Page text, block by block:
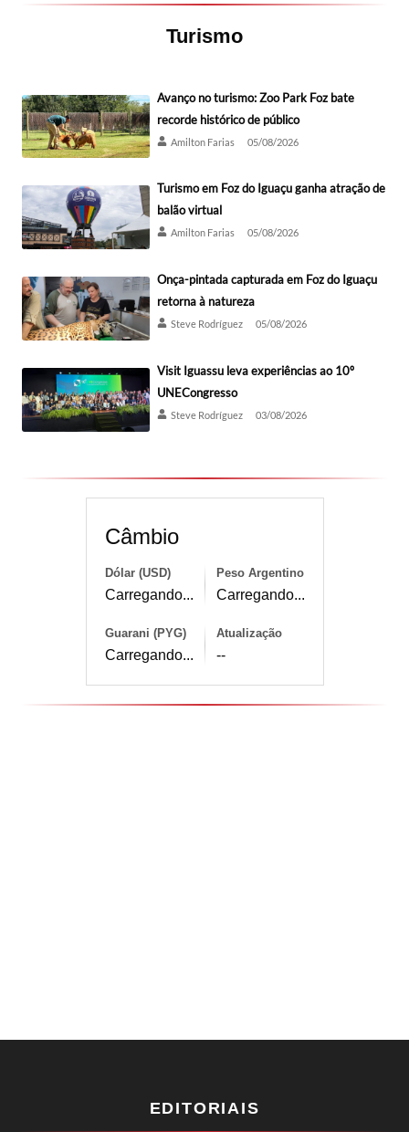
Turismo
Avanço no turismo: Zoo Park Foz bate
recorde histórico de público
Amilton Farias 05/08/2026
Turismo em Foz do Iguaçu ganha atração de
balão virtual
Amilton Farias 05/08/2026
Onça-pintada capturada em Foz do Iguaçu
retorna à natureza
Steve Rodríguez 05/08/2026
Visit Iguassu leva experiências ao 10º
UNECongresso
Steve Rodríguez 03/08/2026
Câmbio
Dólar (USD)
Carregando...
Peso Argentino
Carregando...
Guarani (PYG)
Carregando...
Atualização
--
EDITORIAIS